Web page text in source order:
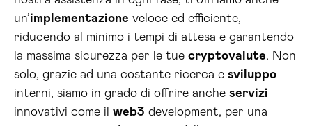
un’implementazione veloce ed efficiente,
riducendo al minimo i tempi di attesa e garantendo
la massima sicurezza per le tue cryptovalute. Non
solo, grazie ad una costante ricerca e sviluppo
interni, siamo in grado di offrire anche servizi
innovativi come il web3 development, per una